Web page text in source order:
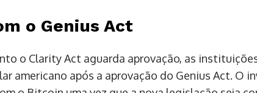
o Genius Act
o Clarity Act aguarda aprovação, as
americano após a aprovação do Genius Act. O